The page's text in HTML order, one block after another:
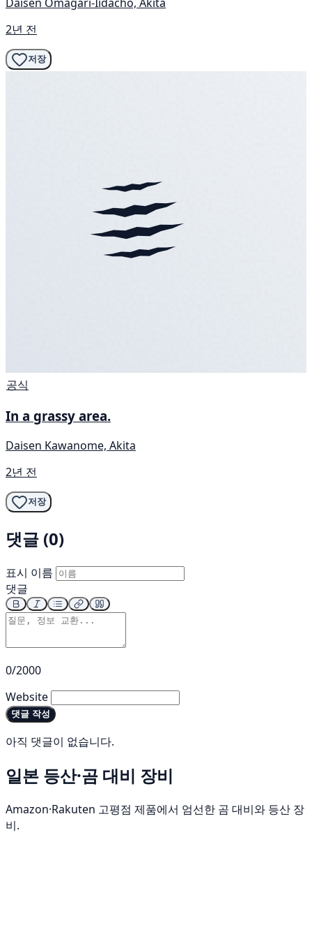
2년 전
저장
공식
In a grassy area.
Daisen Kawanome, Akita
2년 전
저장
댓글 (0)
표시 이름
댓글
0/2000
Website
댓글 작성
아직 댓글이 없습니다.
일본 등산·곰 대비 장비
Amazon·Rakuten 고평점 제품에서 엄선한 곰 대비와 등산 장
비.